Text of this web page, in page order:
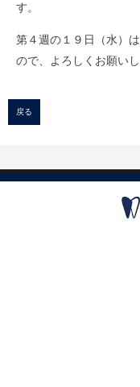
す。
第４週の１９日（水）
ので、よろしくお願いし
戻る